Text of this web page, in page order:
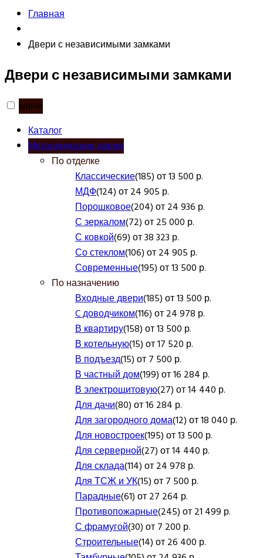
Главная
Двери с независимыми замками
Двери с независимыми замками
меню
Каталог
Металлические двери
По отделке
Классические(185) от 13 500 р.
МДФ(124) от 24 905 р.
Порошковое(204) от 24 936 р.
С зеркалом(72) от 25 000 р.
С ковкой(69) от 38 323 р.
Со стеклом(106) от 24 905 р.
Современные(195) от 13 500 р.
По назначению
Входные двери(185) от 13 500 р.
C доводчиком(116) от 24 978 р.
В квартиру(158) от 13 500 р.
В котельную(15) от 17 520 р.
В подъезд(15) от 7 500 р.
В частный дом(199) от 16 284 р.
В электрощитовую(27) от 14 440 р.
Для дачи(80) от 16 284 р.
Для загородного дома(12) от 18 040 р.
Для новостроек(195) от 13 500 р.
Для серверной(27) от 14 440 р.
Для склада(114) от 24 978 р.
Для ТСЖ и УК(15) от 7 500 р.
Парадные(61) от 27 264 р.
Противопожарные(245) от 21 499 р.
С фрамугой(30) от 7 200 р.
Строительные(14) от 26 400 р.